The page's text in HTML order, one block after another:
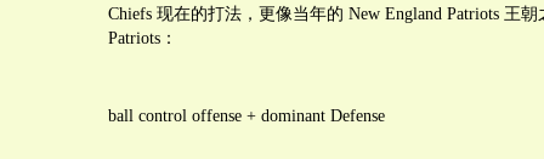
Chiefs 现在的打法，更像当年的 New England Patriots 王
Patriots：
ball control offense + dominant Defense